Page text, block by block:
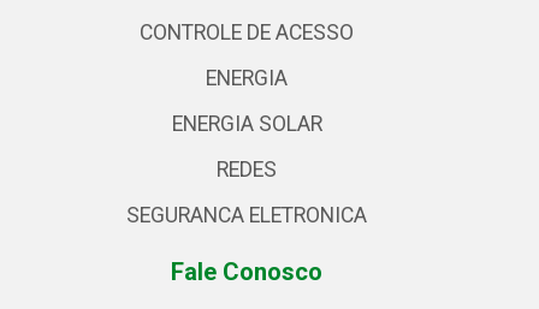
CONTROLE DE ACESSO
ENERGIA
ENERGIA SOLAR
REDES
SEGURANCA ELETRONICA
Fale Conosco